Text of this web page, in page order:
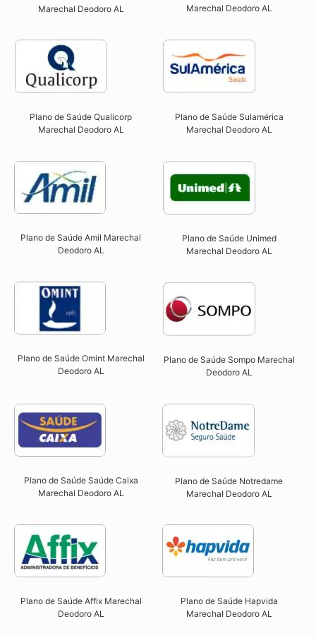
Marechal Deodoro AL​
Marechal Deodoro AL
Plano de Saúde Qualicorp
Marechal Deodoro AL​
Plano de Saúde Sulamérica
Marechal Deodoro AL
Plano de Saúde Amil Marechal
Deodoro AL
Plano de Saúde Unimed
Marechal Deodoro AL
Plano de Saúde Omint Marechal
Deodoro AL​
Plano de Saúde Sompo Marechal
Deodoro AL​
Plano de Saúde Saúde Caixa
Marechal Deodoro AL​
Plano de Saúde Notredame
Marechal Deodoro AL​
Plano de Saúde Affix Marechal
Deodoro AL​
Plano de Saúde Hapvida
Marechal Deodoro AL​